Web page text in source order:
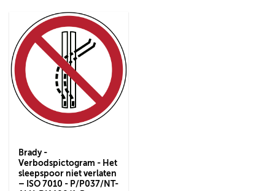
Brady -
Verbodspictogram - Het
sleepspoor niet verlaten
– ISO 7010 - P/P037/NT-